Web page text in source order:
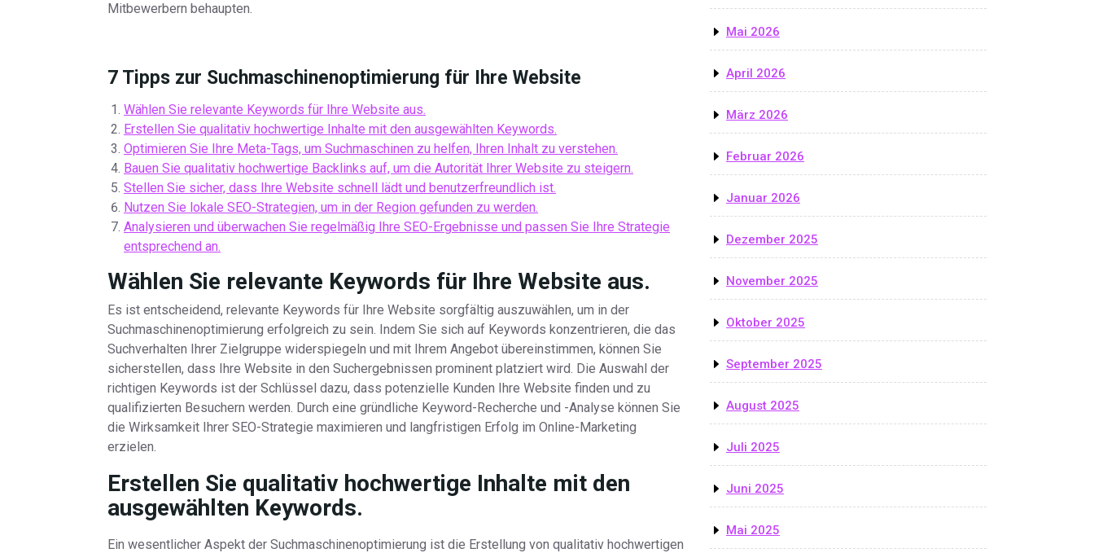
Mitbewerbern behaupten.
7 Tipps zur Suchmaschinenoptimierung für Ihre Website
Wählen Sie relevante Keywords für Ihre Website aus.
Erstellen Sie qualitativ hochwertige Inhalte mit den ausgewählten Keywords.
Optimieren Sie Ihre Meta-Tags, um Suchmaschinen zu helfen, Ihren Inhalt zu verstehen.
Bauen Sie qualitativ hochwertige Backlinks auf, um die Autorität Ihrer Website zu steigern.
Stellen Sie sicher, dass Ihre Website schnell lädt und benutzerfreundlich ist.
Nutzen Sie lokale SEO-Strategien, um in der Region gefunden zu werden.
Analysieren und überwachen Sie regelmäßig Ihre SEO-Ergebnisse und passen Sie Ihre Strategie
entsprechend an.
Wählen Sie relevante Keywords für Ihre Website aus.
Es ist entscheidend, relevante Keywords für Ihre Website sorgfältig auszuwählen, um in der
Suchmaschinenoptimierung erfolgreich zu sein. Indem Sie sich auf Keywords konzentrieren, die das
Suchverhalten Ihrer Zielgruppe widerspiegeln und mit Ihrem Angebot übereinstimmen, können Sie
sicherstellen, dass Ihre Website in den Suchergebnissen prominent platziert wird. Die Auswahl der
richtigen Keywords ist der Schlüssel dazu, dass potenzielle Kunden Ihre Website finden und zu
qualifizierten Besuchern werden. Durch eine gründliche Keyword-Recherche und -Analyse können Sie
die Wirksamkeit Ihrer SEO-Strategie maximieren und langfristigen Erfolg im Online-Marketing
erzielen.
Erstellen Sie qualitativ hochwertige Inhalte mit den
ausgewählten Keywords.
Ein wesentlicher Aspekt der Suchmaschinenoptimierung ist die Erstellung von qualitativ hochwertigen
Mai 2026
April 2026
März 2026
Februar 2026
Januar 2026
Dezember 2025
November 2025
Oktober 2025
September 2025
August 2025
Juli 2025
Juni 2025
Mai 2025